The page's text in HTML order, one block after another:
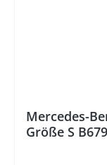
Mercedes-
Größe S